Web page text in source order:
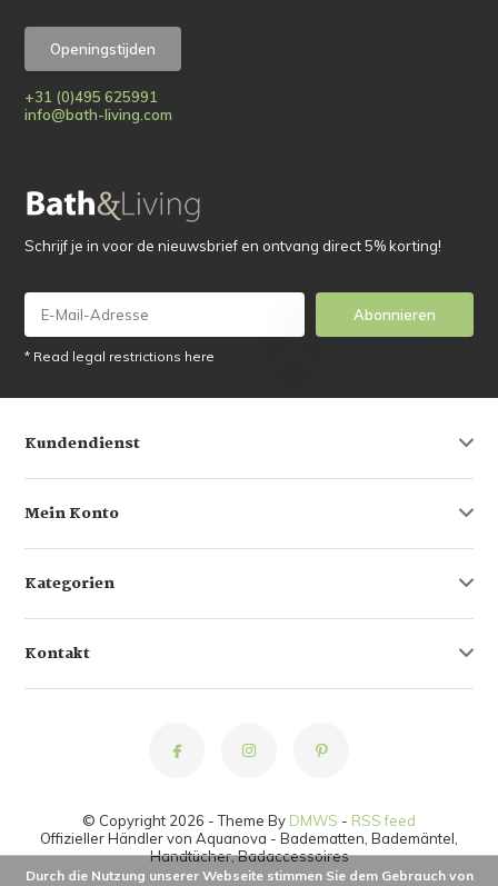
Openingstijden
+31 (0)495 625991
info@bath-living.com
Schrijf je in voor de nieuwsbrief en ontvang direct 5% korting!
Abonnieren
* Read legal restrictions here
Kundendienst
Mein Konto
Kategorien
Kontakt
© Copyright 2026 - Theme By DMWS - RSS feed
Offizieller Händler von Aquanova - Badematten, Bademäntel,
Handtücher, Badaccessoires
Durch die Nutzung unserer Webseite stimmen Sie dem Gebrauch von